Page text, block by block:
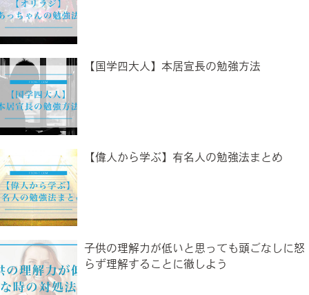
【国学四大人】本居宣長の勉強方法
【偉人から学ぶ】有名人の勉強法まとめ
子供の理解力が低いと思っても頭ごなしに怒
らず理解することに徹しよう